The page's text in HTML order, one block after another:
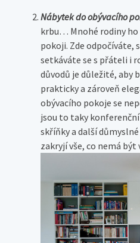
Nábytek do obývacího
krbu… Mnohé rodiny ho
pokoji. Zde odpočíváte,
setkáváte se s přáteli i
důvodů je důležité, aby
prakticky a zároveň
obývacího pokoje se
jsou to taky
skříňky a další
zakryjí vše, co nemá být